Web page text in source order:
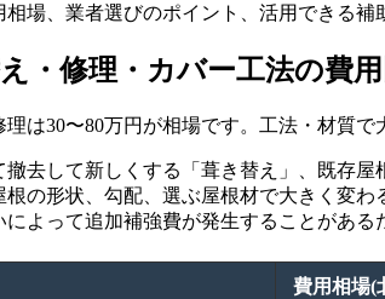
場、業者選びのポイント、活用できる
・修理・カバー工法の費
は30〜80万円が相場です。工法・材質
去して新しくする「葺き替え」、既存
の形状、勾配、選ぶ屋根材で大きく変
よって追加補強費が発生することがある
費用相場(